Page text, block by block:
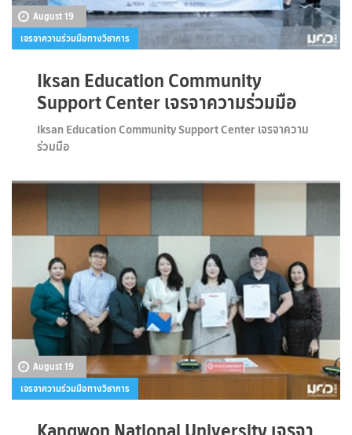
August 19
เจรจาความร่วมมือทางวิชาการ
Iksan Education Community
Support Center เจรจาความร่วมมือ
Iksan Education Community Support Center เจรจาความ
ร่วมมือ
August 19
เจรจาความร่วมมือทางวิชาการ